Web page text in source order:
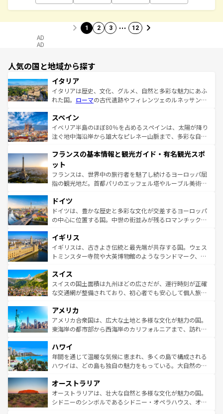
1 2 3 … 12
AD
AD
人気の国と地域から探す
イタリア
イタリアは歴史、文化、グルメ、自然と多彩な魅力にあふ
れた国。 ローマの古代遺跡やフィレンツェのルネッサンス
ろん、トスカーナの美しい田園風景やアマルフィ海岸の絶
景など、自然景観も見逃せない。観光の合間には、本場の
ピザやパスタなど、絶品のイタリア料理を堪能することも
ませてくれるイタリアで、忘れられない旅をしてみよう！
なお、新着のイタリア情報は
しい。
スペイン
イベリア半島のほぼ80％を占めるスペインは、太陽が降り
注ぐ地中海沿岸から雄大なピレネー山脈まで、多彩な自然
文化が根付くこの国では、情熱的なフラメンコ、熱気あふ
れる闘牛、そして美味しいタパスが生活の一部となってい
る。首都マドリードの洗練された雰囲気や、バルセロナの
アートに溢れた街角から、地方では古代ローマ遺跡や中世
せる。地方によって風土や気候が異なるスペインはその個
性で訪れる人を魅了する。 なお、新着のスペイン情報は コ
ンテンツ一覧を参照してほしい。
フランスの基本情報と観光ガイド・有名観光スポ
ット
フランスは、世界中の旅行者を魅了し続けるヨーロッパ屈
指の観光地だ。首都パリのエッフェル塔やルーブル美術館
で、幅広い魅力が詰まっている。華麗な宮殿、歴史的な大
聖堂、美しいビーチ、そして豊かな自然が、訪れる者を心
から魅了する。また、フランスは美食の国としても知ら
いる。シャンパンの発祥地であるランス、プロヴァンスの
香り高いラベンダー畑など、多彩な楽しみ方が可能だ。さ
らに、パリ以外の地域にも魅力が溢れており、どの街角に
れる地方に足を運ぶとそれぞれで全く異なる文化を体験で
きるだろう。 なお、新着のフランス情報はコンテンツ一覧
を参照してほしい。
ドイツ
ドイツは、豊かな歴史と多彩な文化が交差するヨーロッパ
の中心に位置する国。中世の街並みが残るロマンチック街
顔を持つこの国は、どこを歩いても飽きることがない。ベ
ルリンの文化的活気、バイエルン州のアルプスの絶景、そ
してライン川沿いのワイン畑といった風景は必見。ビール
は、お酒好きな人にはぜひ体験してほしい。 なお、新着の
ドイツ情報はコンテンツ一覧を参照してほしい。
イギリス
イギリスは、古きよき伝統と最先端が共存する国。ウェス
トミンスター寺院や大英博物館のようなランドマーク、歴
リアごとに異なる魅力がある。また、優雅なアフタヌーン
ティー、ビール好きにはたまらない英国パブ、サッカー観
戦など、本場だからこそできる体験も豊富。イギリスを旅
ンツ一覧を参照してほしい。
スイス
スイスの国土面積は九州ほどの広さだが、運行時刻が正確
な交通網が整備されており、初心者でも安心して個人旅行
の建物がそのまま残る町や、スイスならではのユニークな
博物館もあり、アルプス観光だけでなく町歩きも満喫する
ことができる。国民の所得が高いため物価も高いが、旅行
ば市内交通費無料で観光を楽しむこともできる。 なお、新
着のスイス情報はコンテンツ一覧 を参照してほしい。
アメリカ
アメリカ合衆国は、広大な土地と多様な文化が魅力の国。
東海岸の都市部から西海岸のカリフォルニアまで、訪れる
のような巨大都市は、観光、ショッピング、エンターテイ
ンメントが詰まった刺激的なスポットだ。一方、アメリカ
西部には大自然が広がり、グランドキャニオンやイエロー
部のニューオーリンズでは、音楽と美食が融合した独特の
文化が魅力。旅行者はアメリカの各地域で異なる魅力を楽
しみながら、その多様性と豊かな歴史を感じることができ
ハワイ
年間を通じて温暖な気候に恵まれ、多くの島で構成される
ハワイは、どの島も独自の魅力をもっている。大自然の神
ワイ島は見逃せない。また、定番の観光地といえばオアフ
島だが、静かな自然を求めるならマウイ島やカウアイ島が
おすすめ。エメラルドグリーンに輝く海をはじめ、豊かな
オーストラリア
オーストラリアは、壮大な自然と多様な文化が魅力の国。
シドニーのシンボルであるシドニー・オペラハウス、オー